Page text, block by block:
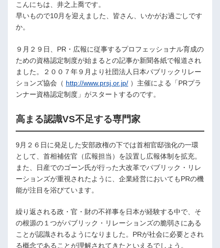
お問合せ
こんにちは、井之上喬です。
早いもので10月を迎えました、皆さん、いかがお過ごしです
か。
９月２９日、PR・広報に従事するプロフェッショナル育成の
ための資格認定制度が始まるとの記事か新聞各紙で報道され
ました。２００７年９月より社団法人日本パブリックリレー
ションズ協会（ http://www.prsj.or.jp/ ）主催による「PRプラ
ンナー資格認定制度」がスタートするのです。
高まる認識VS不足する専門家
9月２６日に発足した安部政権の下では首相官邸強化の一環
として、首相補佐官（広報担当）を設置し広報体制を拡充。
また、日産でのゴーン氏が行った大改革でパブリック・リレ
ーションズが重視されたように、企業経営においてもPRの機
能が注目を浴びています。
繰り返される政・官・財の不祥事を日本が経験する中で、そ
の根源の１つがパブリック・リレーションズの脆弱さにある
ことが認識されるようになりました。PRが社会に必要とされ
る概念であることが理解されてきたといえるでしょう。